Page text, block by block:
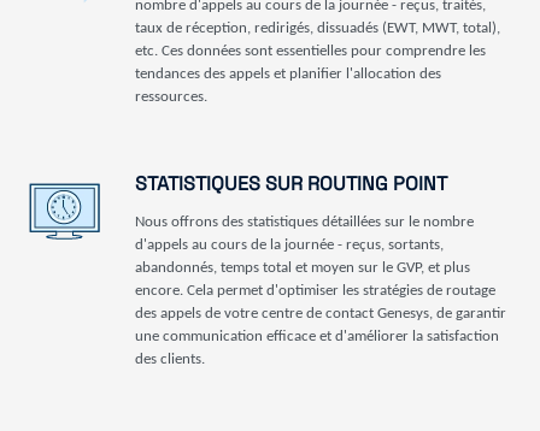
nombre d'appels au cours de la journée - reçus, traités,
taux de réception, redirigés, dissuadés (EWT, MWT, total),
etc. Ces données sont essentielles pour comprendre les
tendances des appels et planifier l'allocation des
ressources.
STATISTIQUES SUR ROUTING POINT
Nous offrons des statistiques détaillées sur le nombre
d'appels au cours de la journée - reçus, sortants,
abandonnés, temps total et moyen sur le GVP, et plus
encore. Cela permet d'optimiser les stratégies de routage
des appels de votre centre de contact Genesys, de garantir
une communication efficace et d'améliorer la satisfaction
des clients.